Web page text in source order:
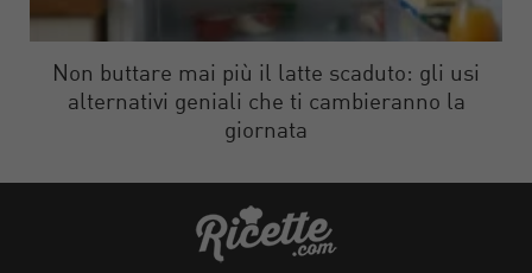
Non buttare mai più il latte scaduto: gli usi
alternativi geniali che ti cambieranno la
giornata